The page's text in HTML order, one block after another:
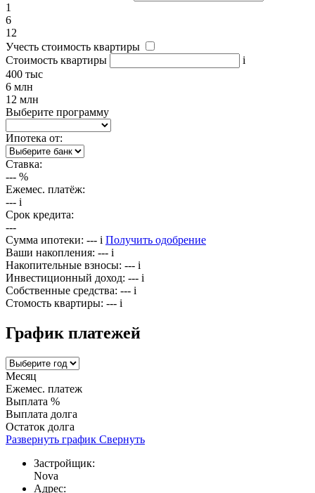
1
6
12
Учесть стоимость квартиры
Стоимость квартиры
i
400 тыс
6 млн
12 млн
Выберите программу
Ипотека от:
Ставка:
--- %
Ежемес. платёж:
--- i
Срок кредита:
---
Сумма ипотеки: --- i Получить одобрение
Ваши накопления: --- i
Накопительные взносы: --- i
Инвестиционный доход: --- i
Собственные средства: --- i
Стомость квартиры: --- i
График платежей
Месяц
Ежемес. платеж
Выплата %
Выплата долга
Остаток долга
Развернуть график Свернуть
Застройщик:
Nova
Адрес: